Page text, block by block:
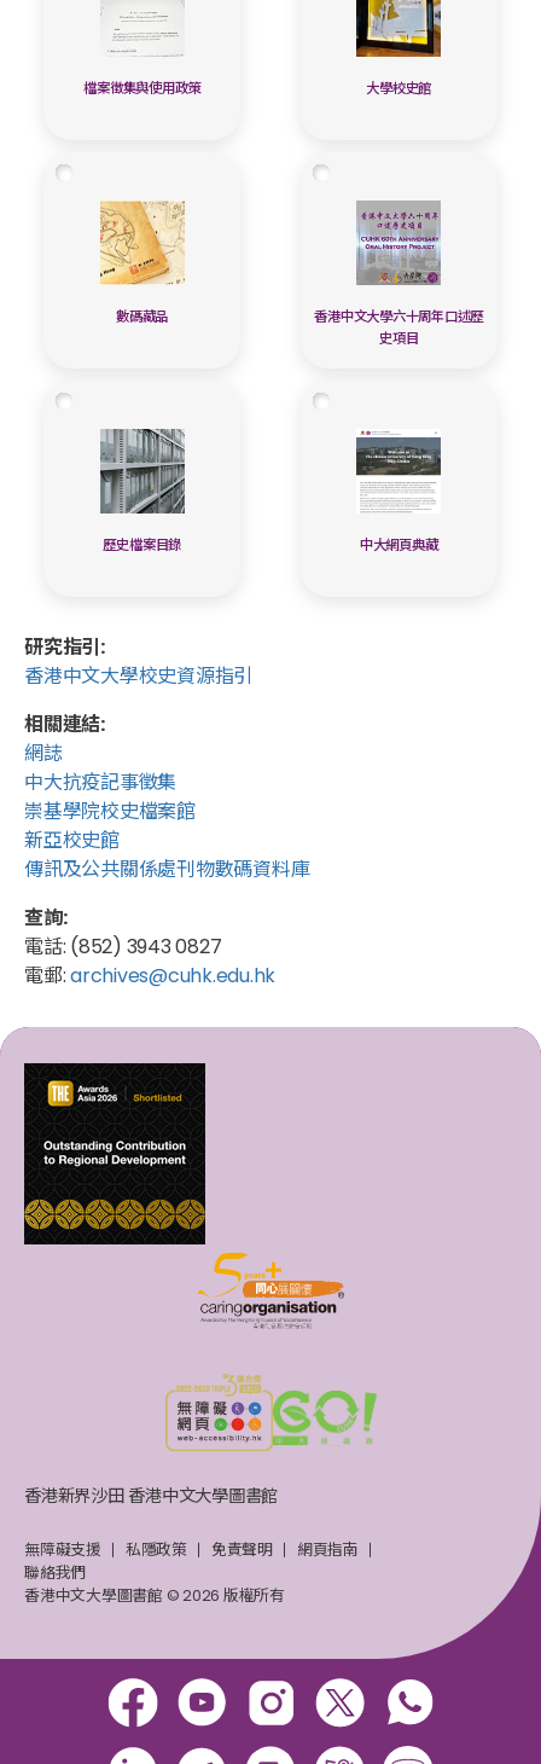
檔案徵集與使用政策 大學校史館
數碼藏品
香港中文大學六十周年口述歷
史項目
歷史檔案目錄 中大網頁典藏
研究指引:
香港中文大學校史資源指引
相關連結:
網誌
中大抗疫記事徵集
崇基學院校史檔案館
新亞校史館
傳訊及公共關係處刊物數碼資料庫
查詢:
電話: (852) 3943 0827
電郵:archives@cuhk.edu.hk
香港新界沙田 香港中文大學圖書館
無障礙支援 私隱政策 免責聲明
網頁指南
聯絡我們
香港中文大學圖書館 © 2026 版權所有